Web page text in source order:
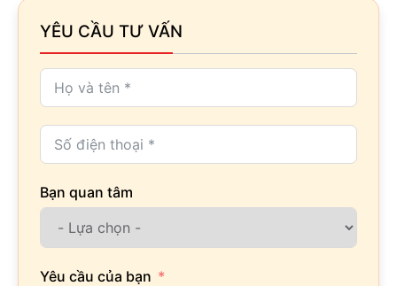
YÊU CẦU TƯ VẤN
Bạn quan tâm
Yêu cầu của bạn